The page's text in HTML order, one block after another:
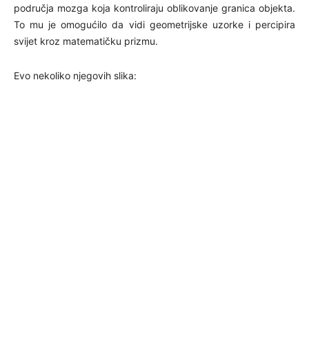
područja mozga koja kontroliraju oblikovanje granica objekta.
To mu je omogućilo da vidi geometrijske uzorke i percipira
svijet kroz matematičku prizmu.
Evo nekoliko njegovih slika: